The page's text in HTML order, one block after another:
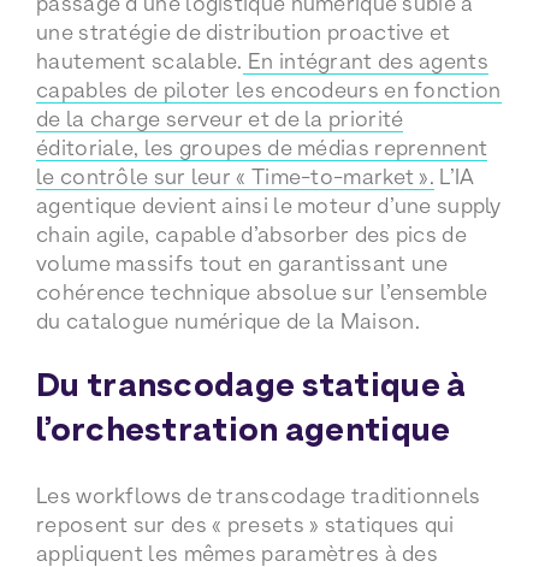
une stratégie de distribution proactive et
hautement scalable. En intégrant des agents
capables de piloter les encodeurs en fonction
de la charge serveur et de la priorité
éditoriale, les groupes de médias reprennent
le contrôle sur leur « Time-to-market ». L’IA
agentique devient ainsi le moteur d’une supply
chain agile, capable d’absorber des pics de
volume massifs tout en garantissant une
cohérence technique absolue sur l’ensemble
du catalogue numérique de la Maison.
Du transcodage statique à
l’orchestration agentique
Les workflows de transcodage traditionnels
reposent sur des « presets » statiques qui
appliquent les mêmes paramètres à des